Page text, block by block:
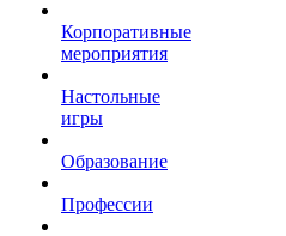
Корпоративные
мероприятия
Настольные
игры
Образование
Профессии